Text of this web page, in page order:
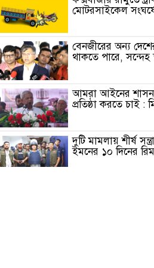
মোটরসাইকেল
বেনজীরের অন্য
থাকতে পারে, সন্দেহ
আমরা আইনের
প্রতিষ্ঠা করতে চাই :
দুটি মামলায় শীর্ষ
ইমনের ১০ দিনের